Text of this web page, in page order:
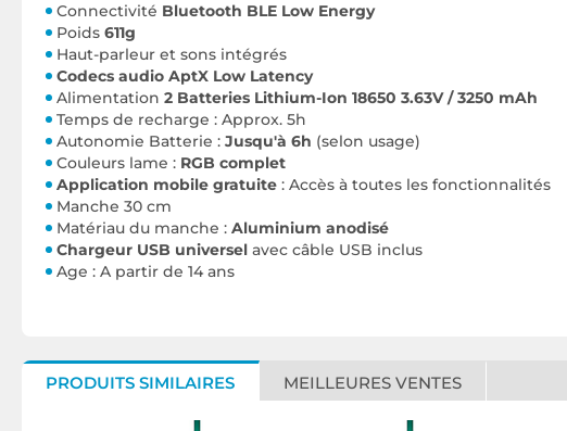
Connectivité Bluetooth BLE Low Energy
Poids 611g
Haut-parleur et sons intégrés
Codecs audio AptX Low Latency
Alimentation 2 Batteries Lithium-Ion 18650 3.63V / 3250 mAh
Temps de recharge : Approx. 5h
Autonomie Batterie : Jusqu'à 6h (selon usage)
Couleurs lame : RGB complet
Application mobile gratuite : Accès à toutes les fonctionnalités
Manche 30 cm
Matériau du manche : Aluminium anodisé
Chargeur USB universel avec câble USB inclus
Age : A partir de 14 ans
PRODUITS SIMILAIRES MEILLEURES VENTES